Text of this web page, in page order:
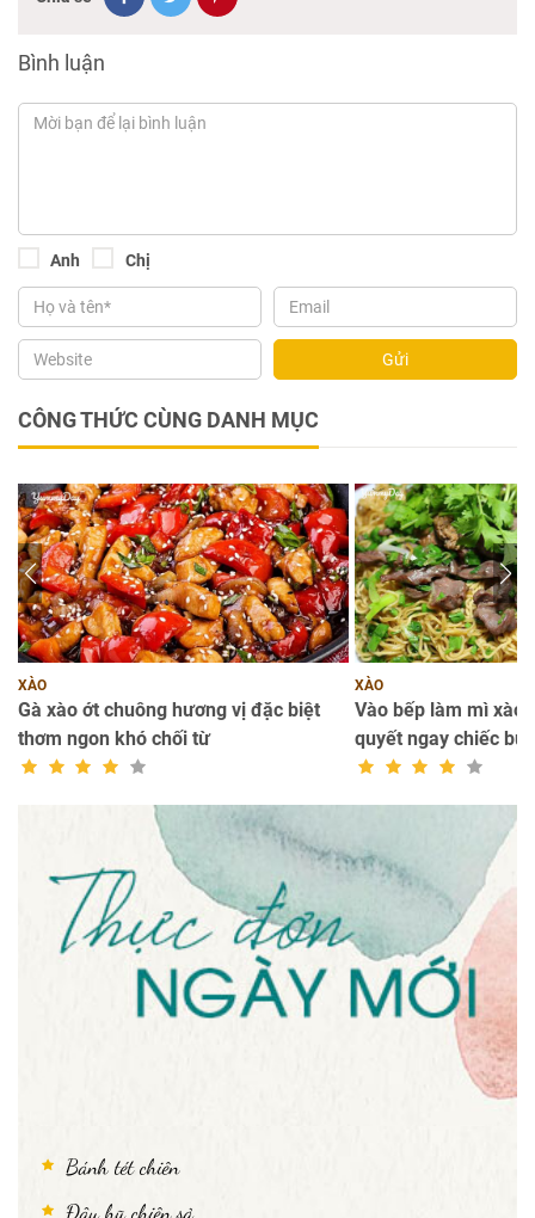
Bình luận
Anh Chị
Gửi
CÔNG THỨC CÙNG DANH MỤC
XÀO
Gà xào ớt chuông hương vị đặc biệt
thơm ngon khó chối từ
XÀO
Vào bếp làm mì xào
quyết ngay chiếc
Bánh tét chiên
Đậu hũ chiên sả